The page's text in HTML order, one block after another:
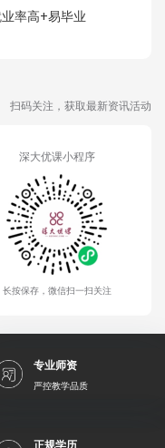
率高+易毕业
扫码关注，获取最新资讯活动
深大优课小程序
长按保存，微信扫一扫关注
专业师资
严控教学品质